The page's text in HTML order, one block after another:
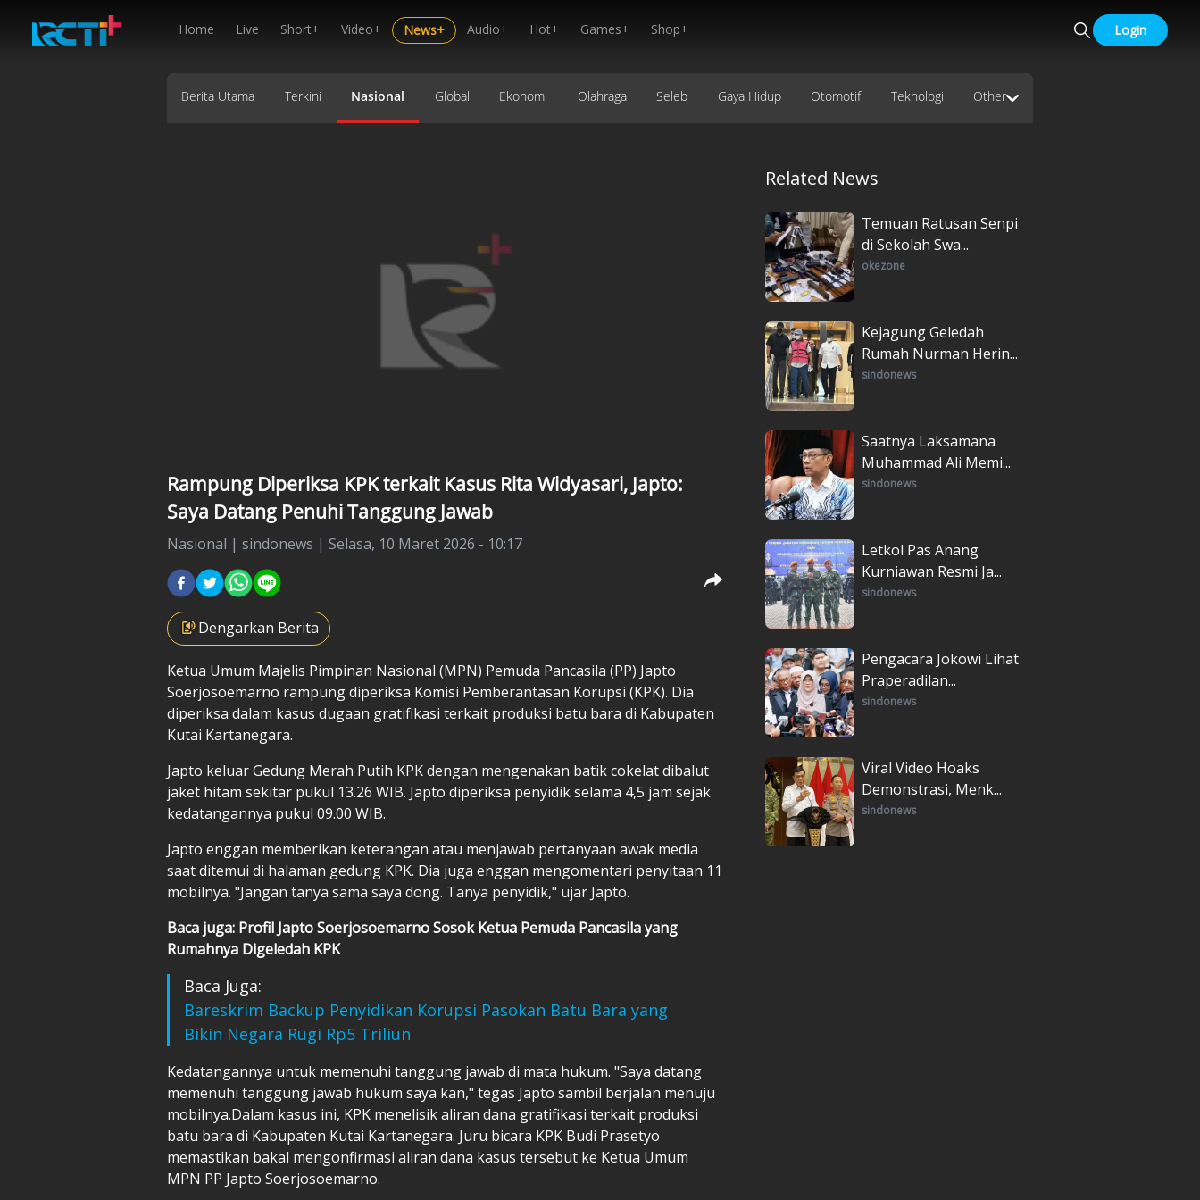
Home Live Short+ Video+ News+ Audio+ Hot+ Games+ Shop+ Login
Berita Utama Terkini Nasional Global Ekonomi Olahraga Seleb Gaya Hidup Otomotif Teknologi Other
Rampung Diperiksa KPK terkait Kasus Rita Widyasari, Japto:
Saya Datang Penuhi Tanggung Jawab
Nasional | sindonews | Selasa, 10 Maret 2026 - 10:17
Dengarkan Berita
Ketua Umum Majelis Pimpinan Nasional (MPN) Pemuda Pancasila (PP) Japto
Soerjosoemarno rampung diperiksa Komisi Pemberantasan Korupsi (KPK). Dia
diperiksa dalam kasus dugaan gratifikasi terkait produksi batu bara di Kabupaten
Kutai Kartanegara.
Japto keluar Gedung Merah Putih KPK dengan mengenakan batik cokelat dibalut
jaket hitam sekitar pukul 13.26 WIB. Japto diperiksa penyidik selama 4,5 jam sejak
kedatangannya pukul 09.00 WIB.
Japto enggan memberikan keterangan atau menjawab pertanyaan awak media
saat ditemui di halaman gedung KPK. Dia juga enggan mengomentari penyitaan 11
mobilnya. "Jangan tanya sama saya dong. Tanya penyidik," ujar Japto.
Baca juga: Profil Japto Soerjosoemarno Sosok Ketua Pemuda Pancasila yang
Rumahnya Digeledah KPK
Baca Juga:
Bareskrim Backup Penyidikan Korupsi Pasokan Batu Bara yang
Bikin Negara Rugi Rp5 Triliun
Kedatangannya untuk memenuhi tanggung jawab di mata hukum. "Saya datang
memenuhi tanggung jawab hukum saya kan," tegas Japto sambil berjalan menuju
mobilnya.Dalam kasus ini, KPK menelisik aliran dana gratifikasi terkait produksi
batu bara di Kabupaten Kutai Kartanegara. Juru bicara KPK Budi Prasetyo
memastikan bakal mengonfirmasi aliran dana kasus tersebut ke Ketua Umum
MPN PP Japto Soerjosoemarno.
Related News
Temuan Ratusan Senpi
di Sekolah Swa...
okezone
Kejagung Geledah
Rumah Nurman Herin...
sindonews
Saatnya Laksamana
Muhammad Ali Memi...
sindonews
Letkol Pas Anang
Kurniawan Resmi Ja...
sindonews
Pengacara Jokowi Lihat
Praperadilan...
sindonews
Viral Video Hoaks
Demonstrasi, Menk...
sindonews